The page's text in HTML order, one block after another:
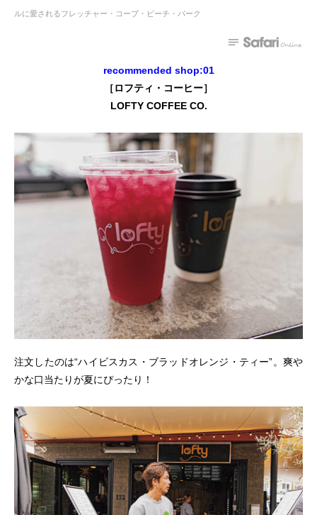
ルに愛されるフレッチャー・コーブ・ビーチ・パーク
recommended shop:01
［ロフティ・コーヒー］
LOFTY COFFEE CO.
注文したのは“ハイビスカス・ブラッドオレンジ・ティー”。爽や
かな口当たりが夏にぴったり！